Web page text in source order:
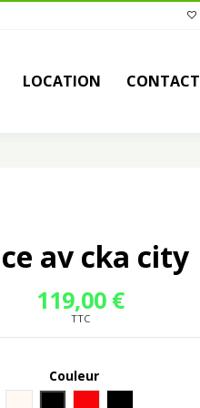
LOCATION CONTACT
av cka city
119,00 €
TTC
Couleur